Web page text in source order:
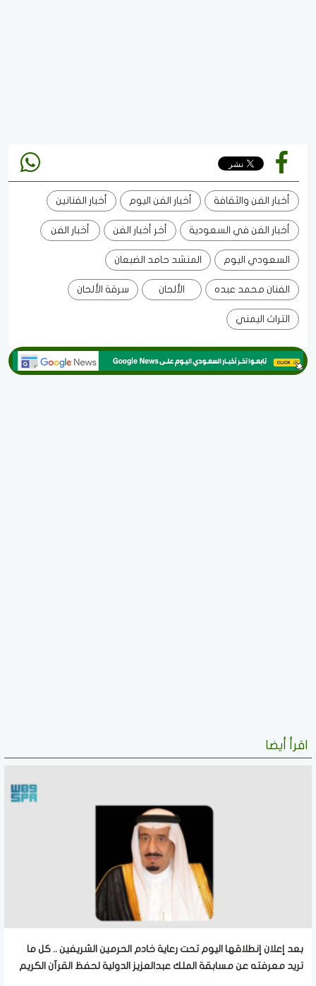
أخبار الفن والثقافة أخبار الفن اليوم أخبار الفنانين
أخبار الفن في السعودية أخر أخبار الفن أخبار الفن
السعودي اليوم المنشد حامد الضبعان
الفنان محمد عبده الألحان سرقة الألحان
التراث اليمني
اقرأ أيضا
بعد إعلان إنطلاقها اليوم تحت رعاية خادم الحرمين الشريفين .. كل ما
تريد معرفته عن مسابقة الملك عبدالعزيز الدولية لحفظ القرآن الكريم